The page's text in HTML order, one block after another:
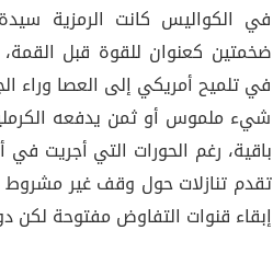
في الكواليس كانت الرمزية
ضخمتين كعنوان للقوة قبل القمة،
في تلميح أمريكي إلى العصا وراء
شيء ملموس أو ثمن يدفعه
باقية، رغم الحورات التي أجريت في
تقدم تنازلات حول وقف غير مشروط
إبقاء قنوات التفاوض مفتوحة